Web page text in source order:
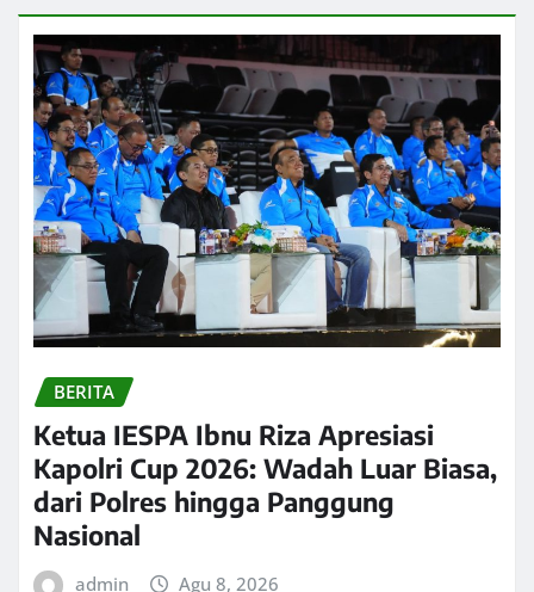
BERITA
Ketua IESPA Ibnu Riza Apresiasi
Kapolri Cup 2026: Wadah Luar Biasa,
dari Polres hingga Panggung
Nasional
admin Agu 8, 2026